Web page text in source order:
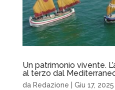
Un patrimonio vivente.
al terzo dal Mediterraneo
da Redazione Giu 17, 2025